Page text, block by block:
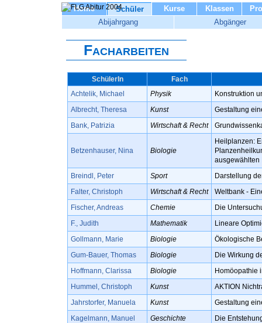
Home Schüler Kurse Klassen
Abijahrgang
Abgänger
Facharbeiten
SchülerIn
Fach
Achtelik, Michael
Physik
Konstruktion
Albrecht, Theresa
Kunst
Gestaltung
Bank, Patrizia
Wirtschaft & Recht
Betzenhauser, Nina Biologie
Heilplanzen:
ausgewählten
Breindl, Peter
Sport
Darstellung
Falter, Christoph
Wirtschaft & Recht
Weltbank -
Fischer, Andreas
Chemie
Die
F., Judith
Mathematik
Lineare
Gollmann, Marie
Biologie
Ökologische
Gum-Bauer, Thomas
Biologie
Die Wirkung
Hoffmann, Clarissa
Biologie
Homöopathie
Hummel, Christoph
Kunst
AKTION
Jahrstorfer, Manuela
Kunst
Gestaltung
Kagelmann, Manuel
Geschichte
Die